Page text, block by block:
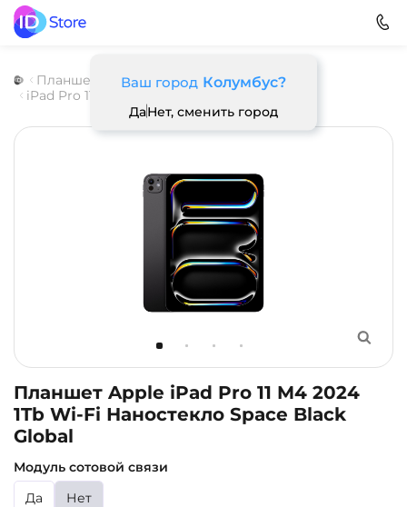
Ваш город Колумбус?
ДаНет, сменить город
Планшеты Apple
iPad Pro M4 (2024)
iPad Pro 11 M4
Планшет Apple iPad Pro 11 M4 2024
1Tb Wi-Fi Наностекло Space Black
Global
Модуль сотовой связи
Да
Нет